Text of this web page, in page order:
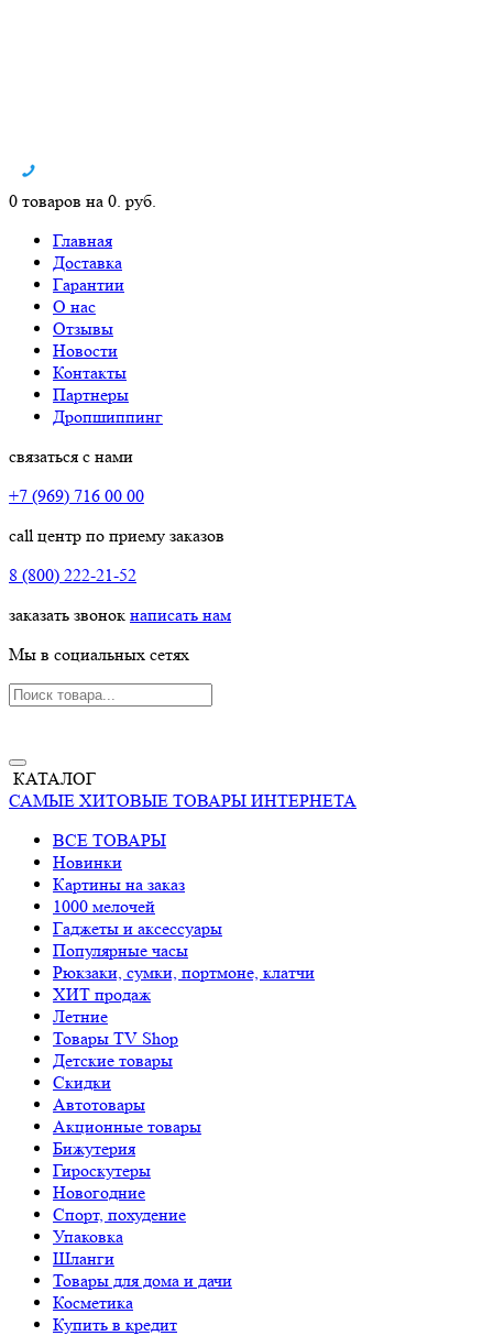
0 товаров на 0. руб.
Главная
Доставка
Гарантии
О нас
Отзывы
Новости
Контакты
Партнеры
Дропшиппинг
связаться с нами
+7 (969) 716 00 00
call центр по приему заказов
8 (800) 222-21-52
заказать звонок написать нам
Мы в социальных сетях
КАТАЛОГ
САМЫЕ ХИТОВЫЕ ТОВАРЫ ИНТЕРНЕТА
ВСЕ ТОВАРЫ
Новинки
Картины на заказ
1000 мелочей
Гаджеты и аксессуары
Популярные часы
Рюкзаки, сумки, портмоне, клатчи
ХИТ продаж
Летние
Товары TV Shop
Детские товары
Cкидки
Автотовары
Акционные товары
Бижутерия
Гироскутеры
Новогодние
Спорт, похудение
Упаковка
Шланги
Товары для дома и дачи
Косметика
Купить в кредит